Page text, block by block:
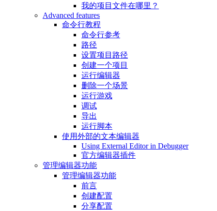
我的项目文件在哪里？
Advanced features
命令行教程
命令行参考
路径
设置项目路径
创建一个项目
运行编辑器
删除一个场景
运行游戏
调试
导出
运行脚本
使用外部的文本编辑器
Using External Editor in Debugger
官方编辑器插件
管理编辑器功能
管理编辑器功能
前言
创建配置
分享配置